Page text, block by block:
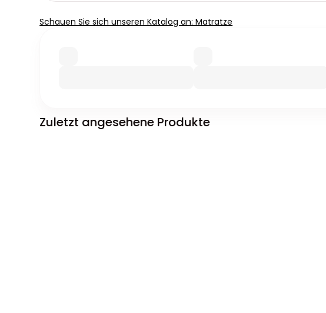
Schauen Sie sich unseren Katalog an: Matratze
Zuletzt angesehene Produkte